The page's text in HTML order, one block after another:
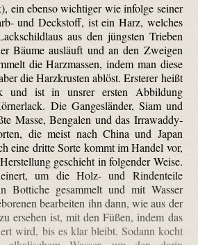
ein ebenso wichtiger wie infolge seiner
und Deckstoff, ist ein Harz, welches
aus den jüngsten Trieben
Bäume ausläuft und an den Zweigen
die Harz­massen, indem man diese
die Harz­krusten ablöst. Ersterer heißt
und ist in unsrer ersten Abbildung
Die Ganges­länder, Siam und
Masse, Bengalen und das Irra­waddy­
die meist nach China und Japan
eine dritte Sorte kommt im Handel vor,
geschieht in folgender Weise.
um die Holz- und Rindenteile
Bottiche gesammelt und mit Wasser
bearbeiten ihn dann, wie aus der
ersehen ist, mit den Füßen, indem das
wird, bis es klar bleibt. Sodann kocht